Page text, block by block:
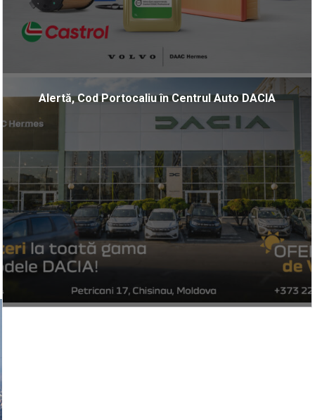
Alertă, Cod Portocaliu în Centrul Auto DACIA